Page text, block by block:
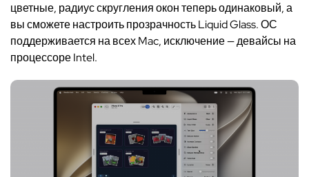
цветные, радиус скругления окон теперь одинаковый, а
вы сможете настроить прозрачность Liquid Glass. ОС
поддерживается на всех Mac, исключение — девайсы на
процессоре Intel.